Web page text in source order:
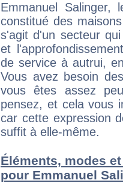
Emmanuel Salinger,
constitué des
s'agit d'un secteur
et
de service à autrui,
Vous avez besoin
vous êtes assez
pensez, et cela vous
car cette expression
suffit à elle-même.
Éléments, modes
pour Emmanuel